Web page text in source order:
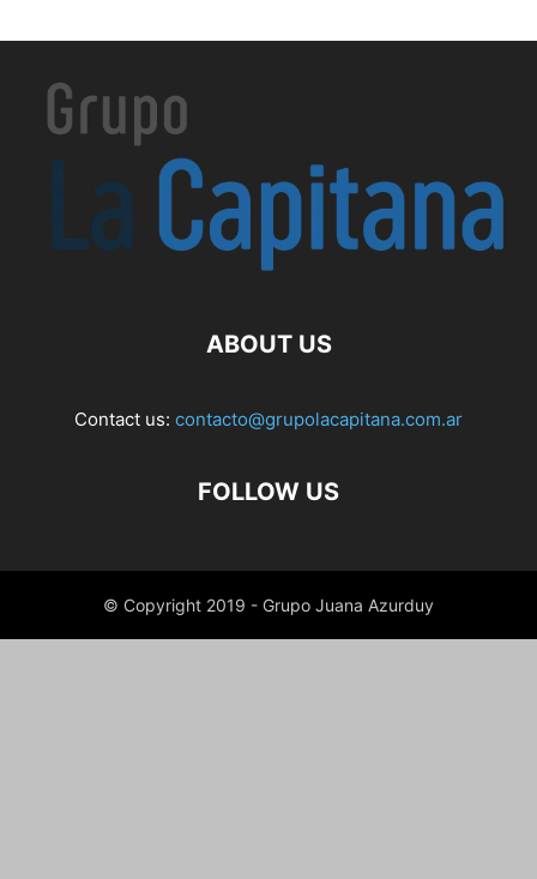
ABOUT US
Contact us: contacto@grupolacapitana.com.ar
FOLLOW US
© Copyright 2019 - Grupo Juana Azurduy